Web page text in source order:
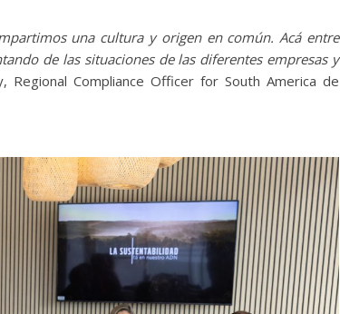
una cultura y origen en común. Acá entre
de las situaciones de las diferentes empresas y
Regional Compliance Officer for South America de